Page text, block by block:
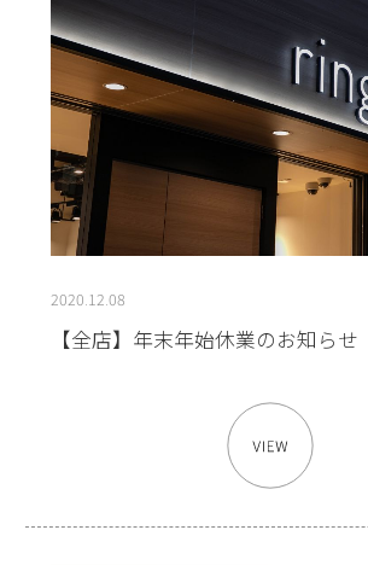
2020.12.08
【全店】年末年始休業のお知らせ